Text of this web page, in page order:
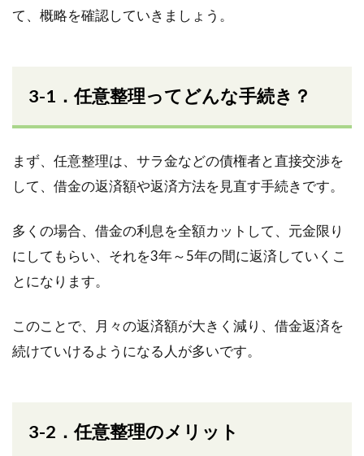
て、概略を確認していきましょう。
3-1．任意整理ってどんな手続き？
まず、任意整理は、サラ金などの債権者と直接交渉を
して、借金の返済額や返済方法を見直す手続きです。
多くの場合、借金の利息を全額カットして、元金限り
にしてもらい、それを3年～5年の間に返済していくこ
とになります。
このことで、月々の返済額が大きく減り、借金返済を
続けていけるようになる人が多いです。
3-2．任意整理のメリット